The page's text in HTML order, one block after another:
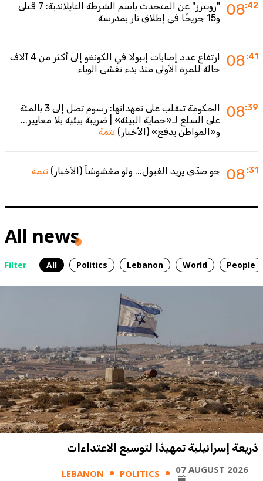
08:42
"رويترز" عن المتحدث باسم الشرطة التايلاندية: 7 قتلى
و15 جريحًا في إطلاق نار بمدرسة
08:41
ارتفاع عدد إصابات إيبولا في الكونغو إلى أكثر من 4 آلاف
حالة للمرة الأولى منذ بدء تفشي الوباء
08:39
الحكومة تنقلب على تعهداتها: رسوم تصل إلى 3 بالمئة
على السلع لـ«حماية البيئة» | ضريبة بيئية بلا معايير...
و«المواطن يدفع» (الأخبار) تتمة
08 :31 جو صدّي يريد الفيول... ولو مغشوشاً (الأخبار) تتمة
All news
Filter All Politics Lebanon World People
ذريعة إسرائيلية تمهيدًا لتوسيع الاعتداءات
LEBANON POLITICS 07 AUGUST 2026